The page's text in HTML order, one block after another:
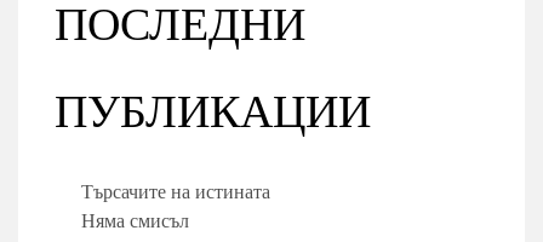
ПОСЛЕДНИ
ПУБЛИКАЦИИ
Търсачите на истината
Няма смисъл